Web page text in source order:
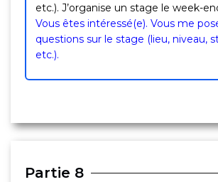
etc.). J’organise un stage le week-
Vous êtes intéressé(e). Vous me
questions sur le stage (lieu, niveau,
etc.).
Partie 8